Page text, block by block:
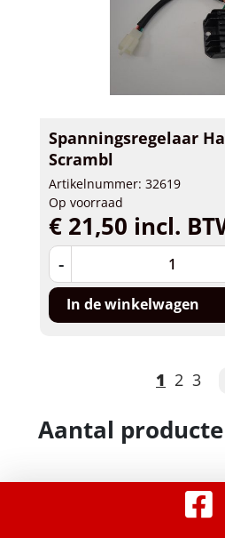
Spanningsregelaar
Scrambl
Artikelnummer: 32619
Op voorraad
€ 21,50 incl.
-
In de winkelwagen
1 2 3
Aantal